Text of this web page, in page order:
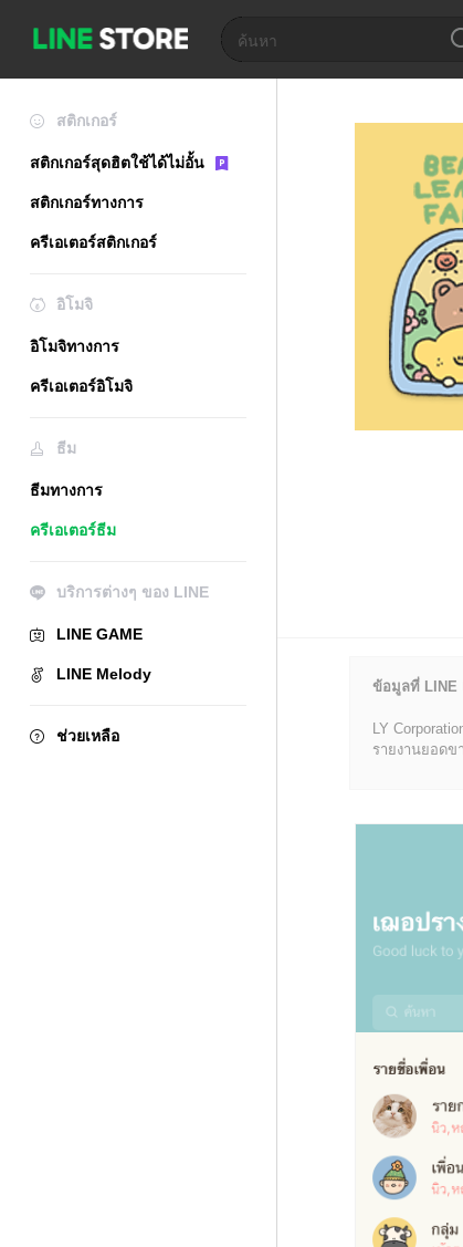
สติกเกอร์
สติกเกอร์สุดฮิตใช้ได้ไม่อั้น
สติกเกอร์ทางการ
ครีเอเตอร์สติกเกอร์
อิโมจิ
อิโมจิทางการ
ครีเอเตอร์อิโมจิ
ธีม
ธีมทางการ
ครีเอเตอร์ธีม
บริการต่างๆ ของ LINE
LINE GAME
LINE Melody
ช่วยเหลือ
ข้อมูลที่ LINE
LY
รายงานยอด